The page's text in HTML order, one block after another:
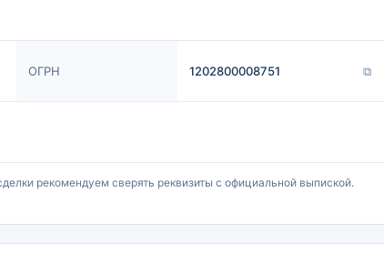
ОГРН 1202800008751 ⧉
рекомендуем сверять реквизиты с официальной выпиской.